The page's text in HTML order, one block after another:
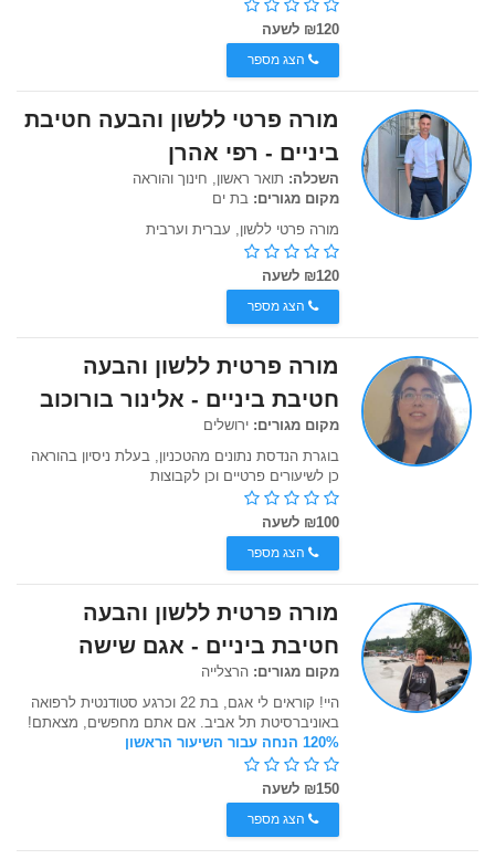
₪120 לשעה
הצג מספר
מורה פרטי ללשון והבעה חטיבת
ביניים - רפי אהרן
השכלה: תואר ראשון, חינוך והוראה
מקום מגורים: בת ים
מורה פרטי ללשון, עברית וערבית
₪120 לשעה
הצג מספר
מורה פרטית ללשון והבעה
חטיבת ביניים - אלינור בורוכוב
מקום מגורים: ירושלים
בוגרת הנדסת נתונים מהטכניון, בעלת ניסיון בהוראה
כן לשיעורים פרטיים וכן לקבוצות
₪100 לשעה
הצג מספר
מורה פרטית ללשון והבעה
חטיבת ביניים - אגם שישה
מקום מגורים: הרצלייה
היי! קוראים לי אגם, בת 22 וכרגע סטודנטית לרפואה
באוניברסיטת תל אביב. אם אתם מחפשים, מצאתם!
120% הנחה עבור השיעור הראשון
₪150 לשעה
הצג מספר